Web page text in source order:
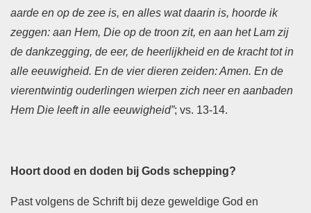
aarde en op de zee is, en alles wat daarin is, hoorde ik
zeggen: aan Hem, Die op de troon zit, en aan het Lam zij
de dankzegging, de eer, de heerlijkheid en de kracht tot in
alle eeuwigheid. En de vier dieren zeiden: Amen. En de
vierentwintig ouderlingen wierpen zich neer en aanbaden
Hem Die leeft in alle eeuwigheid”; vs. 13-14.
Hoort dood en doden bij Gods schepping?
Past volgens de Schrift bij deze geweldige God en